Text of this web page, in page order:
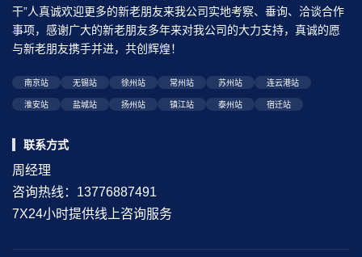
干”人真诚欢迎更多的新老朋友来我公司实地考察、垂询、洽谈合作
事项，感谢广大的新老朋友多年来对我公司的大力支持，真诚的愿
与新老朋友携手并进，共创辉煌！
南京站 无锡站 徐州站 常州站 苏州站 连云港站
淮安站 盐城站 扬州站 镇江站 泰州站 宿迁站
联系方式
周经理
咨询热线：13776887491
7X24小时提供线上咨询服务